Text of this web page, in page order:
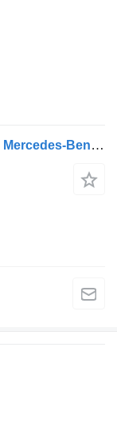
Cambio di velocità 711620 per camion Mercedes-Benz Sprinter 2001>2005